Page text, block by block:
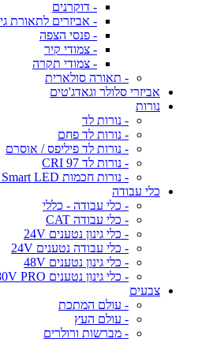
- דוקרנים
- אביזרים לתאורת
- פנסי הצפה
- צמודי קיר
- צמודי תקרה
- תאורה סולארית
אביזרי סלולר וגאדג'טים
נורות
- נורות לד
- נורות לד פחם
- נורות לד פיליפס / אוסרם
- נורות לד CRI 97
- נורות חכמות Philips Smart LED
כלי עבודה
- כלי עבודה - כללי
- כלי עבודה CAT
- כלי גינון נטענים 24V
- כלי עבודה נטענים 24V
- כלי גינון נטענים 48V
- כלי גינון נטענים 80V PRO
צבעים
- עולם המתכת
- עולם העץ
- מברשות ורולרים